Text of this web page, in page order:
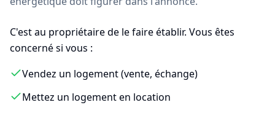
C'est au propriétaire de le faire établir. Vous êtes
concerné si vous :
Vendez un logement (vente, échange)
Mettez un logement en location